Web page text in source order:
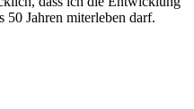
Jahren miterleben darf.